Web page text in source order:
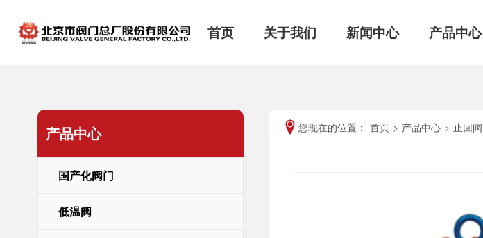
首页 关于我们
进一步了解 
新闻中心
进一步了解 
产品中心
进一步了解 
进一步了解 
进一步了解 
进一步了解 
产品中心
国产化阀门
低温阀
您现在的位置： 首页 > 产品中心 > 止回阀